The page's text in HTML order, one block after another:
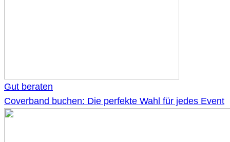
Gut beraten
Coverband buchen: Die perfekte Wahl für jedes Event